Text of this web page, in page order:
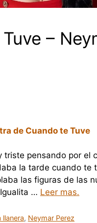
–
de Cuando te Tuve
triste pensando por el
la tarde cuando te
las figuras de las
Igualita … Leer mas.
, Neymar Perez